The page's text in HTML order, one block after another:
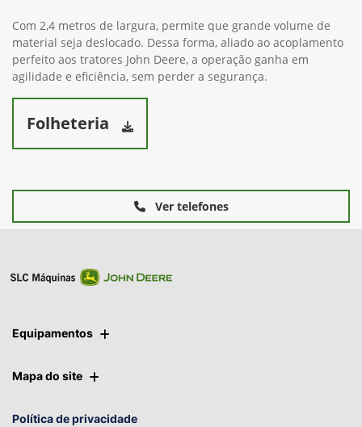
Com 2,4 metros de largura, permite que grande volume de
material seja deslocado. Dessa forma, aliado ao acoplamento
perfeito aos tratores John Deere, a operação ganha em
agilidade e eficiência, sem perder a segurança.
Folheteria
Ver telefones
Equipamentos
Mapa do site
Política de privacidade